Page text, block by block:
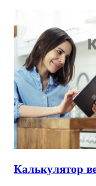
Калькулятор